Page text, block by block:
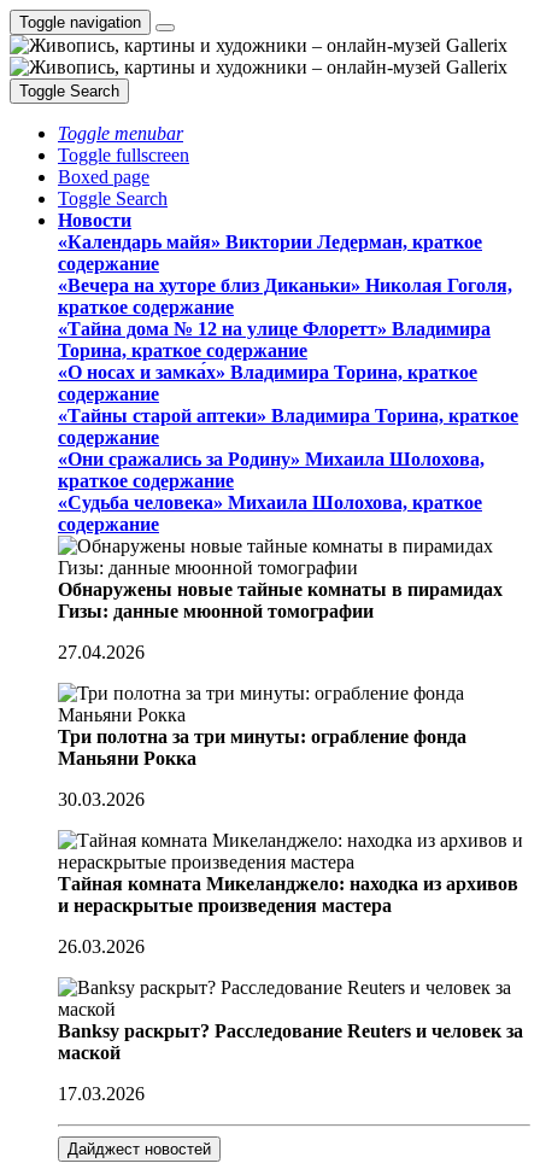
Toggle navigation
Toggle Search
Toggle menubar
Toggle fullscreen
Boxed page
Toggle Search
Новости
«Календарь майя» Виктории Ледерман, краткое
содержание
«Вечера на хуторе близ Диканьки» Николая Гоголя,
краткое содержание
«Тайна дома № 12 на улице Флоретт» Владимира
Торина, краткое содержание
«О носах и замка́х» Владимира Торина, краткое
содержание
«Тайны старой аптеки» Владимира Торина, краткое
содержание
«Они сражались за Родину» Михаила Шолохова,
краткое содержание
«Судьба человека» Михаила Шолохова, краткое
содержание
Обнаружены новые тайные комнаты в пирамидах
Гизы: данные мюонной томографии
27.04.2026
Три полотна за три минуты: ограбление фонда
Маньяни Рокка
30.03.2026
Тайная комната Микеланджело: находка из архивов
и нераскрытые произведения мастера
26.03.2026
Banksy раскрыт? Расследование Reuters и человек за
маской
17.03.2026
Дайджест новостей